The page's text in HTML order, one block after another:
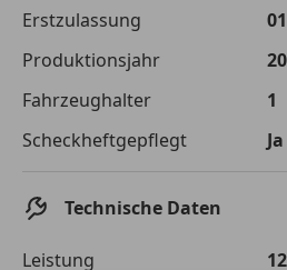
Die tatsächlichen Konditionen sind
von der von Ihnen gewählten Bank.
Jahre. Zinsspanne Sollzinssatz: 2,90% -
Jetzt
Erstzulassung
Produktionsjahr
Fahrzeughalter
1
Scheckheftgepflegt
Ja
Technische Daten
Leistung